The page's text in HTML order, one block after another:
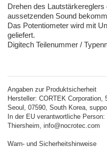
Drehen des
aussetzenden Sound
Das Potentiometer wird mit
geliefert.
Digitech Teilenummer /
Angaben zur Produktsicherheit
Hersteller: CORTEK Corporation,
Seoul, 07590, South Korea,
In der EU verantwortliche
Thiersheim, info@nocrotec.com
Warn- und Sicherheitshinweise